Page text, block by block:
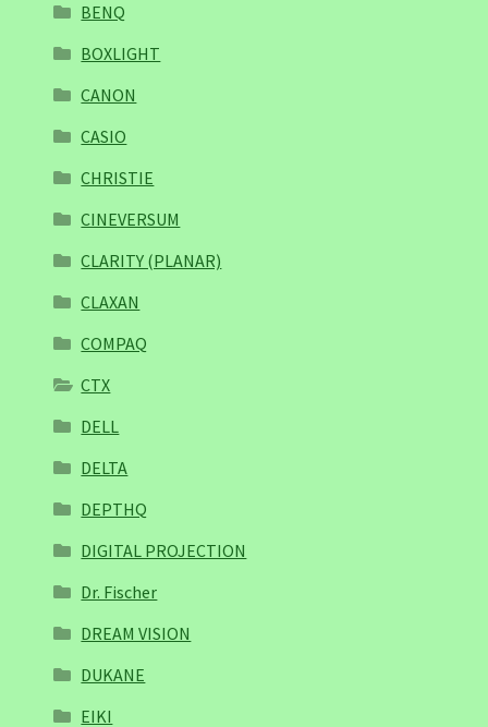
BENQ
BOXLIGHT
CANON
CASIO
CHRISTIE
CINEVERSUM
CLARITY (PLANAR)
CLAXAN
COMPAQ
CTX
DELL
DELTA
DEPTHQ
DIGITAL PROJECTION
Dr. Fischer
DREAM VISION
DUKANE
EIKI